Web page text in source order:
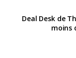
Deal Desk de
moins